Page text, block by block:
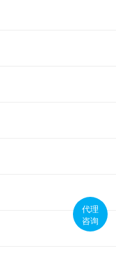
代理
咨询